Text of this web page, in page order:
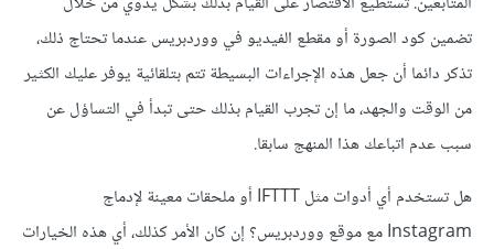
تضمين كود الصورة أو مقطع الفيديو في ووردبريس عندما تحتاج ذلك،
تذكر دائما أن جعل هذه الإجراءات البسيطة تتم بتلقائية يوفر عليك الكثير
من الوقت والجهد، ما إن تجرب القيام بذلك حتى تبدأ في التساؤل عن
سبب عدم اتباعك هذا المنهج سابقا.
هل تستخدم أي أدوات مثل IFTTT أو ملحقات معينة لإدماج
Instagram مع موقع ووردبريس؟ إن كان الأمر كذلك، أي هذه الخيارات